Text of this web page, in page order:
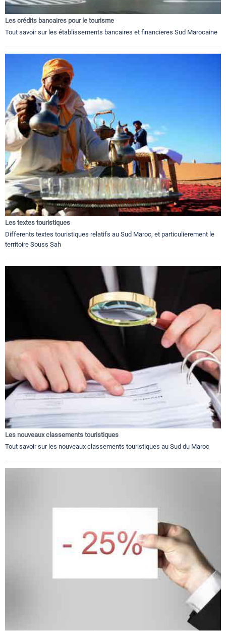
Les crédits bancaires pour le tourisme
Tout savoir sur les établissements bancaires et financieres Sud Marocaine
Les textes touristiques
Differents textes touristiques relatifs au Sud Maroc, et particulierement le
territoire Souss Sah
Les nouveaux classements touristiques
Tout savoir sur les nouveaux classements touristiques au Sud du Maroc